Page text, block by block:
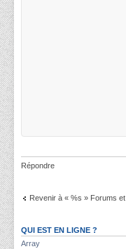
Répondre
Revenir à « %s » Forums
QUI EST EN LIGNE ?
Array